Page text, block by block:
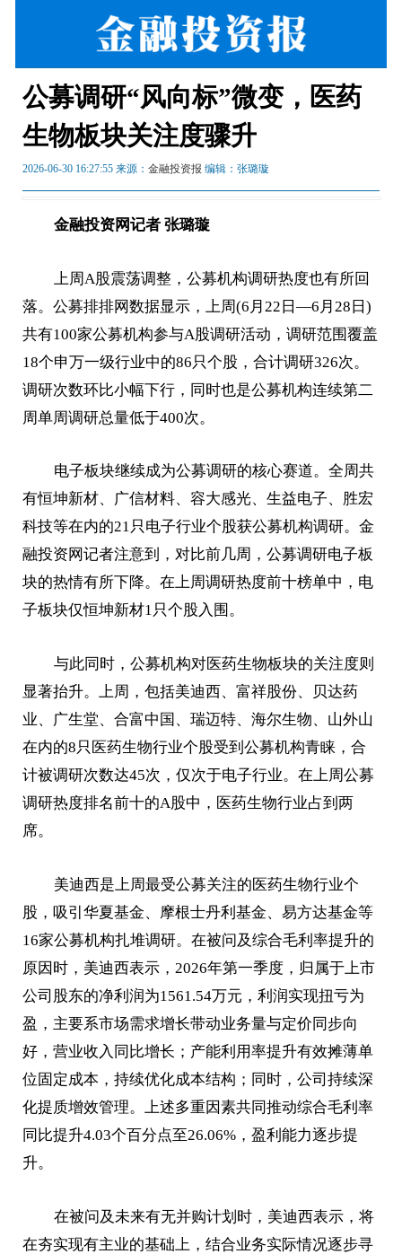
公募调研“风向标”微变，医药
生物板块关注度骤升
2026-06-30 16:27:55 来源：金融投资报 编辑：张璐璇
金融投资网记者 张璐璇
上周A股震荡调整，公募机构调研热度也有所回
落。公募排排网数据显示，上周(6月22日—6月28日)
共有100家公募机构参与A股调研活动，调研范围覆盖
18个申万一级行业中的86只个股，合计调研326次。
调研次数环比小幅下行，同时也是公募机构连续第二
周单周调研总量低于400次。
电子板块继续成为公募调研的核心赛道。全周共
有恒坤新材、广信材料、容大感光、生益电子、胜宏
科技等在内的21只电子行业个股获公募机构调研。金
融投资网记者注意到，对比前几周，公募调研电子板
块的热情有所下降。在上周调研热度前十榜单中，电
子板块仅恒坤新材1只个股入围。
与此同时，公募机构对医药生物板块的关注度则
显著抬升。上周，包括美迪西、富祥股份、贝达药
业、广生堂、合富中国、瑞迈特、海尔生物、山外山
在内的8只医药生物行业个股受到公募机构青睐，合
计被调研次数达45次，仅次于电子行业。在上周公募
调研热度排名前十的A股中，医药生物行业占到两
席。
美迪西是上周最受公募关注的医药生物行业个
股，吸引华夏基金、摩根士丹利基金、易方达基金等
16家公募机构扎堆调研。在被问及综合毛利率提升的
原因时，美迪西表示，2026年第一季度，归属于上市
公司股东的净利润为1561.54万元，利润实现扭亏为
盈，主要系市场需求增长带动业务量与定价同步向
好，营业收入同比增长；产能利用率提升有效摊薄单
位固定成本，持续优化成本结构；同时，公司持续深
化提质增效管理。上述多重因素共同推动综合毛利率
同比提升4.03个百分点至26.06%，盈利能力逐步提
升。
在被问及未来有无并购计划时，美迪西表示，将
在夯实现有主业的基础上，结合业务实际情况逐步寻